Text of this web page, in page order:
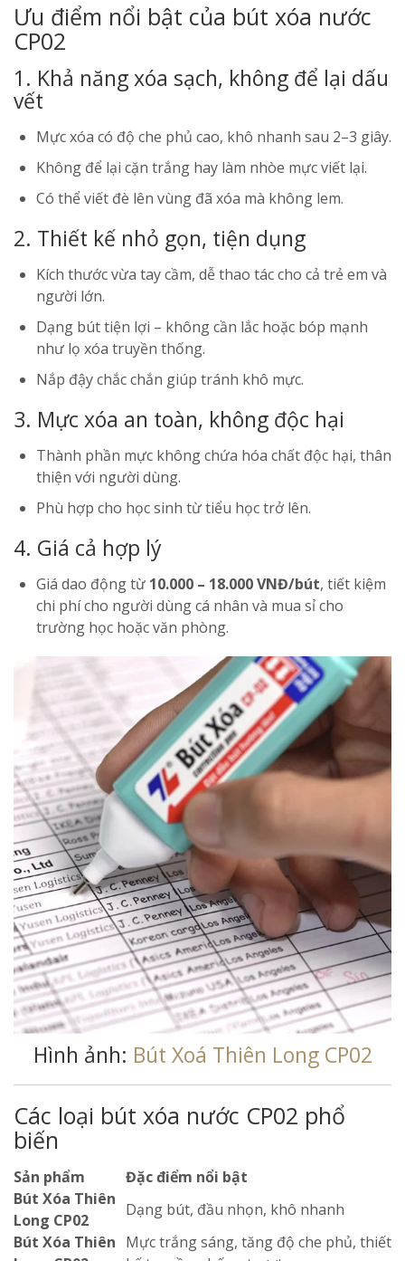
Ưu điểm nổi bật của bút xóa nước
CP02
1. Khả năng xóa sạch, không để lại dấu
vết
Mực xóa có độ che phủ cao, khô nhanh sau 2–3 giây.
Không để lại cặn trắng hay làm nhòe mực viết lại.
Có thể viết đè lên vùng đã xóa mà không lem.
2. Thiết kế nhỏ gọn, tiện dụng
Kích thước vừa tay cầm, dễ thao tác cho cả trẻ em và
người lớn.
Dạng bút tiện lợi – không cần lắc hoặc bóp mạnh
như lọ xóa truyền thống.
Nắp đậy chắc chắn giúp tránh khô mực.
3. Mực xóa an toàn, không độc hại
Thành phần mực không chứa hóa chất độc hại, thân
thiện với người dùng.
Phù hợp cho học sinh từ tiểu học trở lên.
4. Giá cả hợp lý
Giá dao động từ 10.000 – 18.000 VNĐ/bút, tiết kiệm
chi phí cho người dùng cá nhân và mua sỉ cho
trường học hoặc văn phòng.
Hình ảnh: Bút Xoá Thiên Long CP02
Các loại bút xóa nước CP02 phổ
biến
Sản phẩm
Đặc điểm nổi bật
Bút Xóa Thiên
Long CP02
Dạng bút, đầu nhọn, khô nhanh
Bút Xóa Thiên Mực trắng sáng, tăng độ che phủ, thiết